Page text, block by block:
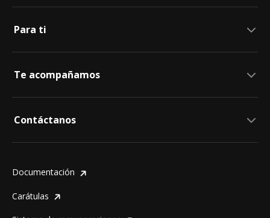
Conócenos
Para ti
Recibe dinero
Te acompañamos
Contáctanos
comunidad@bineo.com
55 8932 4636 (55 893 bineo)
Documentación
Carátulas